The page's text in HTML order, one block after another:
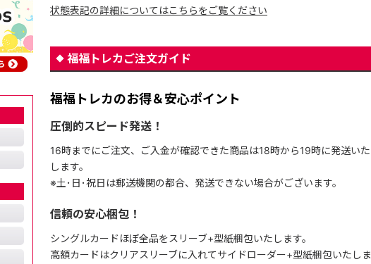
状態表記の詳細についてはこちらをご覧ください
福福トレカご注文ガイド
福福トレカのお得＆安心ポイント
圧倒的スピード発送！
16時までにご注文、ご入金が確認できた商品は18時から19時に発送いた
します。
※土･日･祝日は郵送機関の都合、発送できない場合がございます。
信頼の安心梱包！
シングルカードほぼ全品をスリーブ+型紙梱包いたします。
高額カードはクリアスリーブに入れてサイドローダー+型紙梱包いたしま